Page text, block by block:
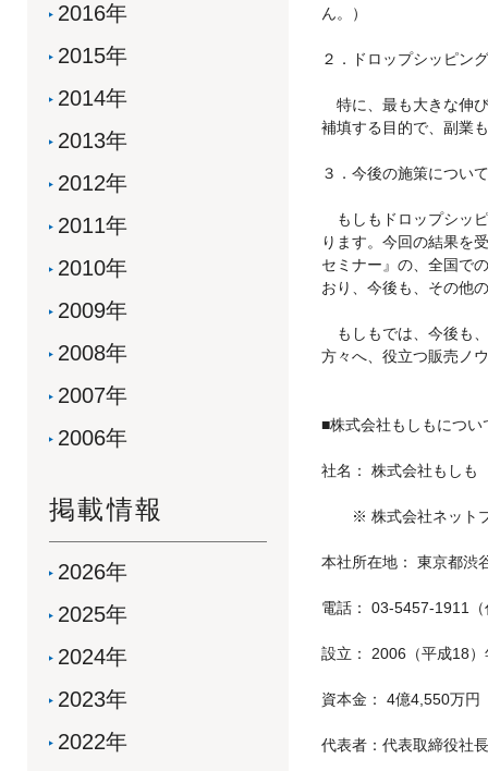
ん。）
２．ドロップシッピン
特に、最も大きな伸
補填する目的で、副業
３．今後の施策について
もしもドロップシッ
ります。今回の結果を
セミナー』の、全国で
おり、今後も、その他
もしもでは、今後も
方々へ、役立つ販売ノ
■株式会社もしもについ
社名： 株式会社もしも
※ 株式会社ネットプ
本社所在地： 東京都
電話： 03-5457-1911（
設立： 2006（平成18
資本金： 4億4,550万円
代表者：代表取締役社
2016年
2015年
2014年
2013年
2012年
2011年
2010年
2009年
2008年
2007年
2006年
掲載情報
2026年
2025年
2024年
2023年
2022年